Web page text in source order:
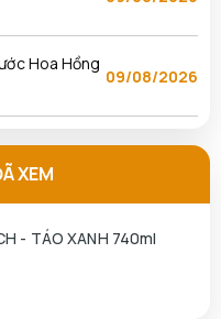
Hoa Hồng
09/08/2026
Son
Son Kem Lì
09/08/2026
Hoa Hồng
XEM
- TÁO XANH 740ml